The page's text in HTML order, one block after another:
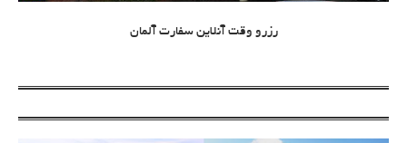
رزرو وقت آنلاین سفارت آلمان